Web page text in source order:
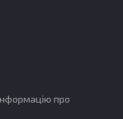
про